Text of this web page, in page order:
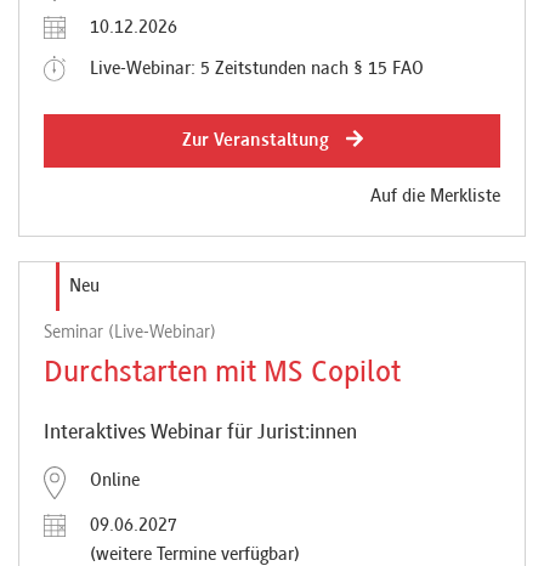
10.12.2026
Live-Webinar: 5 Zeitstunden nach § 15 FAO
Zur Veranstaltung
Auf die Merkliste
Neu
Seminar (Live-Webinar)
Durchstarten mit MS Copilot
Interaktives Webinar für Jurist:innen
Online
09.06.2027
(weitere Termine verfügbar)